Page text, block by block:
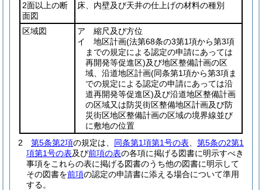
2面以上の断
面図
床、内壁及び天井の仕上げの材料の種別
区域図
ア 縮尺及び方位
イ 地区計画(法第68条の3第1項から第3項
までの規定による認定の申請にあっては
再開発等促進区)及び地区整備計画の区
域、沿道地区計画(同条第1項から第3項ま
での規定による認定の申請にあっては沿
道再開発等促進区)及び沿道地区整備計画
の区域又は防災街区整備地区計画及び防
災街区地区整備計画の区域の境界線並び
に敷地の位置
2
第5条第2項の規定は、 同条第1項第1号の表
第5条の2第1
項第1号の表及び前項の表の各項に掲げる図書に明示すべき
事項をこれらの表に掲げる図書のうち他の図書に明示して
その図書を前項の認定の申請書に添える場合について準用
する。